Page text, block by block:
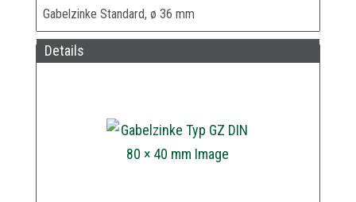
Gabelzinke Standard, ø 36 mm
Details